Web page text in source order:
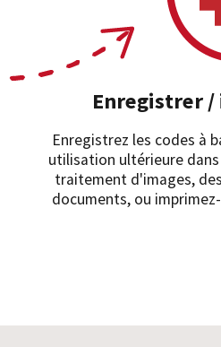
Enregistrer
Enregistrez les codes à
utilisation ultérieure
traitement d'images,
documents, ou